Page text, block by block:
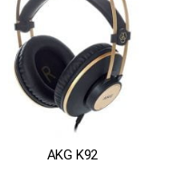
AKG K92